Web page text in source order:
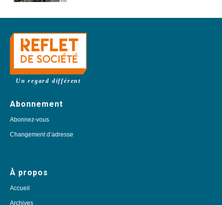
Un regard différent
Abonnement
Abonnez-vous
Changement d’adresse
À propos
Accueil
Archives